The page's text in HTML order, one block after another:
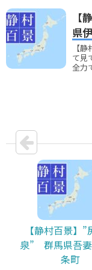
【
県
【
て見
全力
【静村百景】”
泉” 群馬県吾
条町